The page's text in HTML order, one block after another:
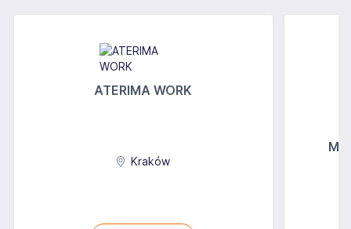
ATERIMA WORK
Kraków